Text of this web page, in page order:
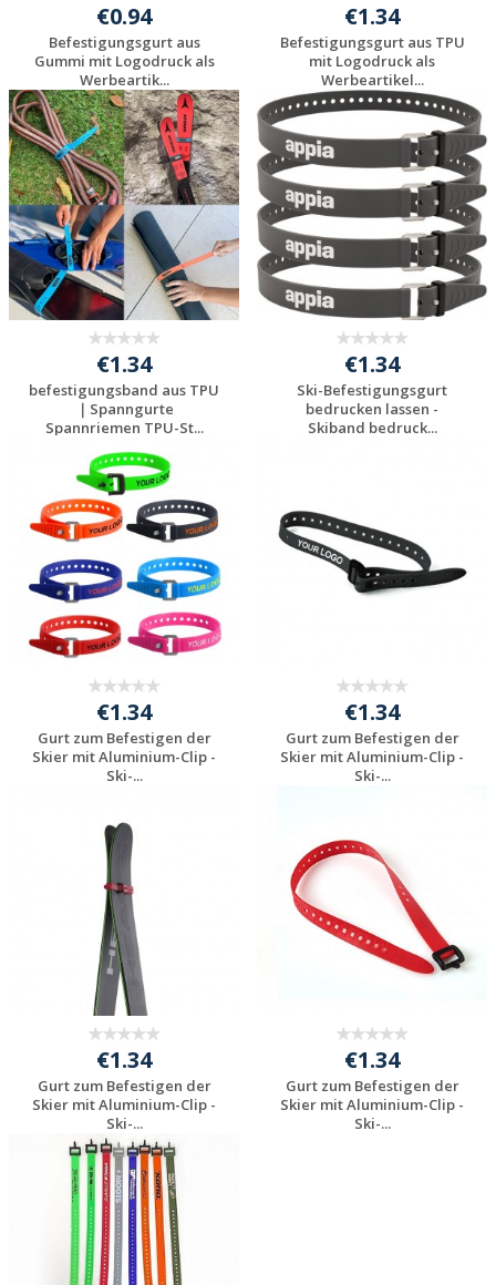
€0.94
Befestigungsgurt aus
Gummi mit Logodruck als
Werbeartik...
Jetzt Angebot
anfordern
€1.34
Befestigungsgurt aus TPU
mit Logodruck als
Werbeartikel...
Jetzt Angebot
anfordern
€1.34
befestigungsband aus TPU
｜Spanngurte
Spannriemen TPU-St...
Jetzt Angebot
anfordern
€1.34
Ski-Befestigungsgurt
bedrucken lassen -
Skiband bedruck...
€1.34
Gurt zum Befestigen der
Skier mit Aluminium-Clip -
Ski-...
anfordern
€1.34
Gurt zum Befestigen der
Skier mit Aluminium-Clip -
Ski-...
€1.34
Gurt zum Befestigen der
Skier mit Aluminium-Clip -
Ski-...
Jetzt Angebot
anfordern
€1.34
Gurt zum Befestigen der
Skier mit Aluminium-Clip -
Ski-...